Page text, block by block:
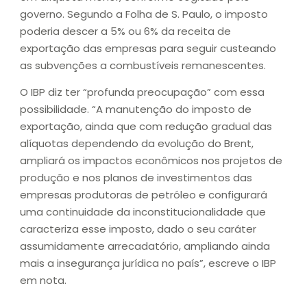
governo. Segundo a Folha de S. Paulo, o imposto
poderia descer a 5% ou 6% da receita de
exportação das empresas para seguir custeando
as subvenções a combustíveis remanescentes.
O IBP diz ter “profunda preocupação” com essa
possibilidade. “A manutenção do imposto de
exportação, ainda que com redução gradual das
alíquotas dependendo da evolução do Brent,
ampliará os impactos econômicos nos projetos de
produção e nos planos de investimentos das
empresas produtoras de petróleo e configurará
uma continuidade da inconstitucionalidade que
caracteriza esse imposto, dado o seu caráter
assumidamente arrecadatório, ampliando ainda
mais a insegurança jurídica no país”, escreve o IBP
em nota.